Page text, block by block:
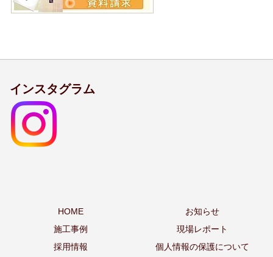
インスタグラム
HOME
お知らせ
施工事例
現場レポート
採用情報
個人情報の保護について